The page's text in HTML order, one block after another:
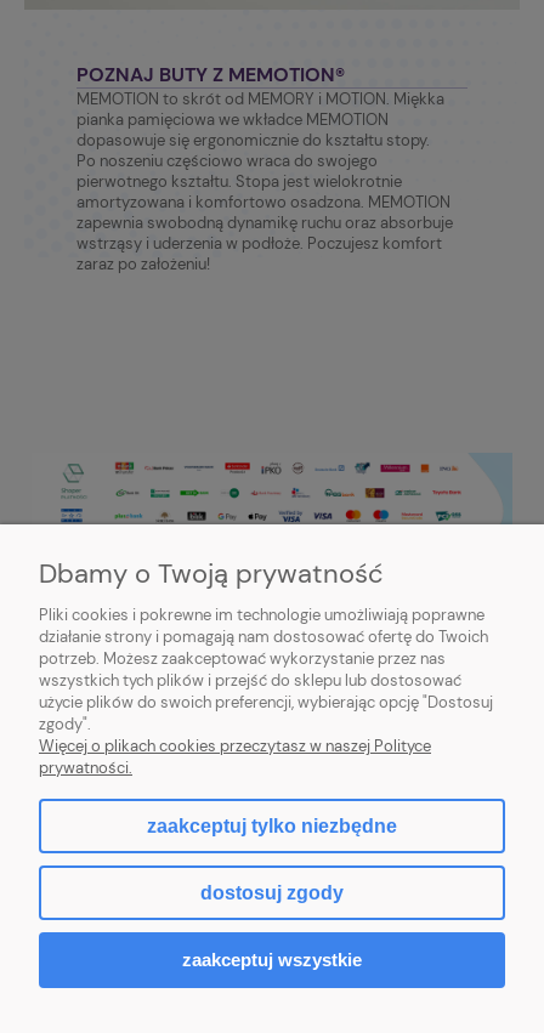
POZNAJ BUTY Z MEMOTION®
MEMOTION to skrót od MEMORY i MOTION. Miękka
pianka pamięciowa we wkładce MEMOTION
dopasowuje się ergonomicznie do kształtu stopy.
Po noszeniu częściowo wraca do swojego
pierwotnego kształtu. Stopa jest wielokrotnie
amortyzowana i komfortowo osadzona. MEMOTION
zapewnia swobodną dynamikę ruchu oraz absorbuje
wstrząsy i uderzenia w podłoże. Poczujesz komfort
zaraz po założeniu!
PRZYDATNE INFORMACJE
MOJE KONTO
Sklep internetowy Shoper.pl
Dbamy o Twoją prywatność
Pliki cookies i pokrewne im technologie umożliwiają poprawne
działanie strony i pomagają nam dostosować ofertę do Twoich
potrzeb. Możesz zaakceptować wykorzystanie przez nas
wszystkich tych plików i przejść do sklepu lub dostosować
użycie plików do swoich preferencji, wybierając opcję "Dostosuj
zgody".
Więcej o plikach cookies przeczytasz w naszej Polityce
prywatności.
zaakceptuj tylko niezbędne
dostosuj zgody
zaakceptuj wszystkie